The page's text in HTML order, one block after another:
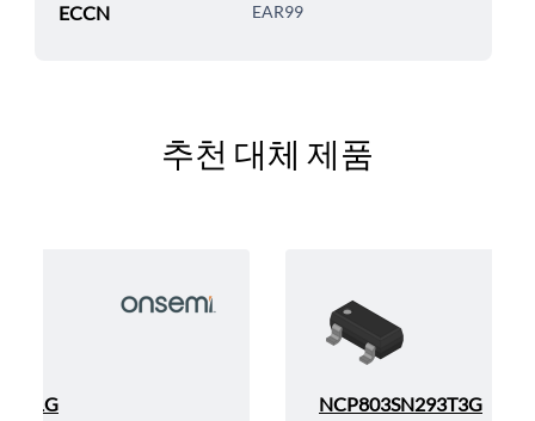
ECCN EAR99
추천 대체 제품
NCP803SN293T3G